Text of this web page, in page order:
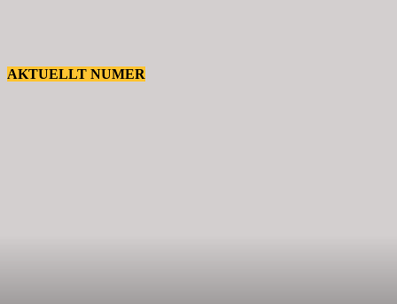
AKTUELLT NUMER